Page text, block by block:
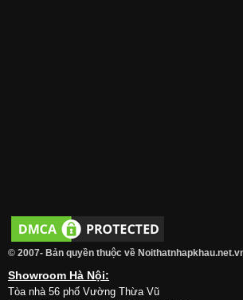
© 2007- Bản quyền thuộc về
Showroom Hà Nội:
Tòa nhà 56 phố Vường Thừa Vũ